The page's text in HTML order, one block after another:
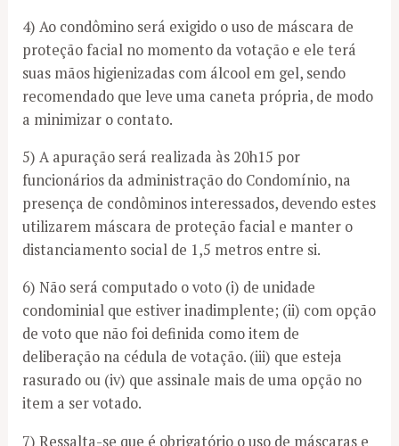
4) Ao condômino será exigido o uso de máscara de
proteção facial no momento da votação e ele terá
suas mãos higienizadas com álcool em gel, sendo
recomendado que leve uma caneta própria, de modo
a minimizar o contato.
5) A apuração será realizada às 20h15 por
funcionários da administração do Condomínio, na
presença de condôminos interessados, devendo estes
utilizarem máscara de proteção facial e manter o
distanciamento social de 1,5 metros entre si.
6) Não será computado o voto (i) de unidade
condominial que estiver inadimplente; (ii) com opção
de voto que não foi definida como item de
deliberação na cédula de votação. (iii) que esteja
rasurado ou (iv) que assinale mais de uma opção no
item a ser votado.
7) Ressalta-se que é obrigatório o uso de máscaras e